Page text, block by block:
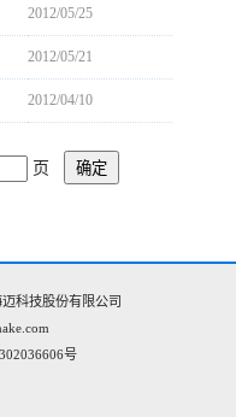
2012/05/25
2012/05/21
2012/04/10
页 确定
科技股份有限公司
号